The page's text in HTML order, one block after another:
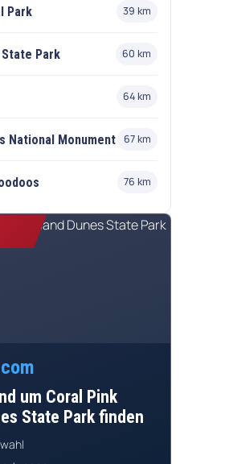
Park 39 km
Park 60 km
64 km
National Monument 67 km
76 km
um Coral Pink
State Park finden